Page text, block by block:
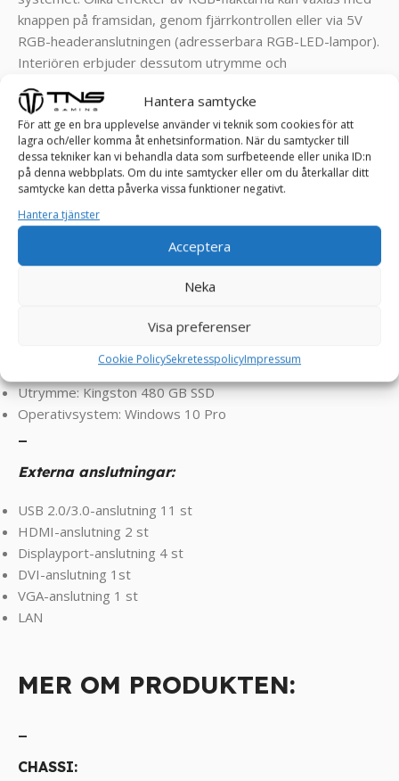
Hantera samtycke
För att ge en bra upplevelse använder vi teknik som cookies för att
lagra och/eller komma åt enhetsinformation. När du samtycker till
dessa tekniker kan vi behandla data som surfbeteende eller unika ID:n
på denna webbplats. Om du inte samtycker eller om du återkallar ditt
samtycke kan detta påverka vissa funktioner negativt.
Hantera tjänster
Acceptera
Neka
Visa preferenser
Cookie PolicySekretesspolicyImpressum
knappen på framsidan, genom fjärrkontrollen eller via 5V
RGB-headeranslutningen (adresserbara RGB-LED-lampor).
Interiören erbjuder dessutom utrymme och
anslutningsmöjligheter för ytterligare Argus RS-04 RGB-
fläktar, en 120mm eller 240mm vätskekylare och flera
enheter.
Klarar spel som Cyberpunk, FarCry, RDR2, Assasin’s Creed,
COD, Valorant, PUBG, Rocket League, Roblox, Minecraft,
GTA, League of Legends, World of Warcraft, Fortnite, CS-
GO, Overwatch , Battlefield, Left 4 Dead, Sims och resten
Grafikkort: XFX Radeon RX 5700 XT 8 GB
Processor: Intel® Core™ i5-4690K – Upp till 3,9 GHz
RAM: Kingston 16 GB
Utrymme: Kingston 480 GB SSD
Operativsystem: Windows 10 Pro
Externa anslutningar:
USB 2.0/3.0-anslutning 11 st
HDMI-anslutning 2 st
Displayport-anslutning 4 st
DVI-anslutning 1st
VGA-anslutning 1 st
LAN
MER OM PRODUKTEN:
CHASSI: